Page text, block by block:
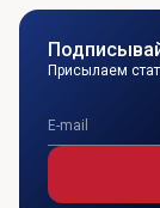
Присылаем